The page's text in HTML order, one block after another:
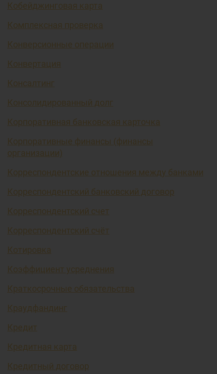
Кобейджинговая карта
Комплексная проверка
Конверсионные операции
Конвертация
Консалтинг
Консолидированный долг
Корпоративная банковская карточка
Корпоративные финансы (финансы
организации)
Корреспондентские отношения между банками
Корреспондентский банковский договор
Корреспондентский счет
Корреспондентский счёт
Котировка
Коэффициент усреднения
Краткосрочные обязательства
Краудфандинг
Кредит
Кредитная карта
Кредитный договор